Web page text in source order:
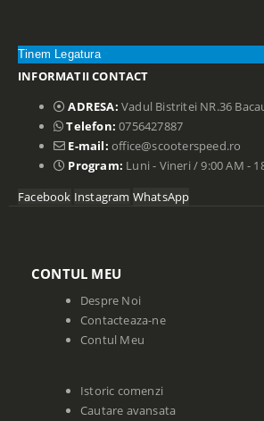
Tinem Legatura
INFORMATII CONTACT
ADRESA: Vadul Bistritei NR.36
Telefon: 0756427887
E-mail: office@scooterspeed.ro
Program: Luni - Vineri / 9:00 AM -
Facebook Instagram WhatsApp
CONTUL MEU
Despre Noi
Contacteaza-ne
Contul Meu
Istoric comenzi
Cautare avansata